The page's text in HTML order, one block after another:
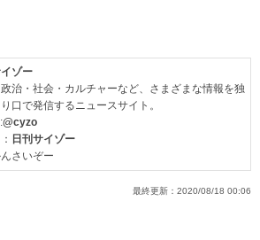
ゾー
治・社会・カルチャーなど、さまざまな情報を独
口で発信するニュースサイト。
@cyzo
日刊サイゾー
さいぞー
最終更新： 2020/08/18 00:06